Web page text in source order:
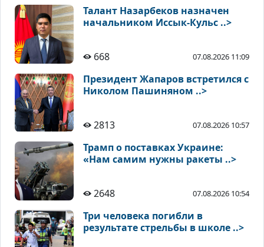
Талант Назарбеков назначен
начальником Иссык-Кульс ..>
668 07.08.2026 11:09
Президент Жапаров встретился с
Николом Пашиняном ..>
2813 07.08.2026 10:57
Трамп о поставках Украине:
«Нам самим нужны ракеты ..>
2648 07.08.2026 10:54
Три человека погибли в
результате стрельбы в школе ..>